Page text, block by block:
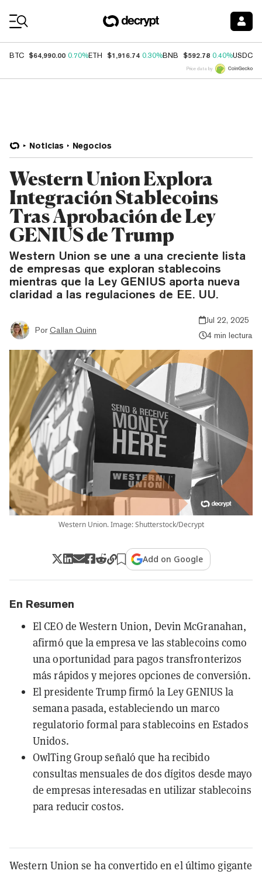
BTC $64,990.00 0.70%ETH $1,916.74 0.30%BNB $592.78 0.40%USDC
Price data by
Noticias Negocios
Western Union Explora
Integración Stablecoins
Tras Aprobación de Ley
GENIUS de Trump
Western Union se une a una creciente lista
de empresas que exploran stablecoins
mientras que la Ley GENIUS aporta nueva
claridad a las regulaciones de EE. UU.
Por Callan Quinn
Jul 22, 2025
4 min lectura
Western Union. Image: Shutterstock/Decrypt
Add on Google
En Resumen
El CEO de Western Union, Devin McGranahan,
afirmó que la empresa ve las stablecoins como
una oportunidad para pagos transfronterizos
más rápidos y mejores opciones de conversión.
El presidente Trump firmó la Ley GENIUS la
semana pasada, estableciendo un marco
regulatorio formal para stablecoins en Estados
Unidos.
OwlTing Group señaló que ha recibido
consultas mensuales de dos dígitos desde mayo
de empresas interesadas en utilizar stablecoins
para reducir costos.
Western Union se ha convertido en el último gigante